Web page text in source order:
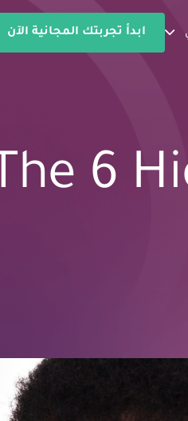
ابدأ تجربتك المجانية الآن
The 6